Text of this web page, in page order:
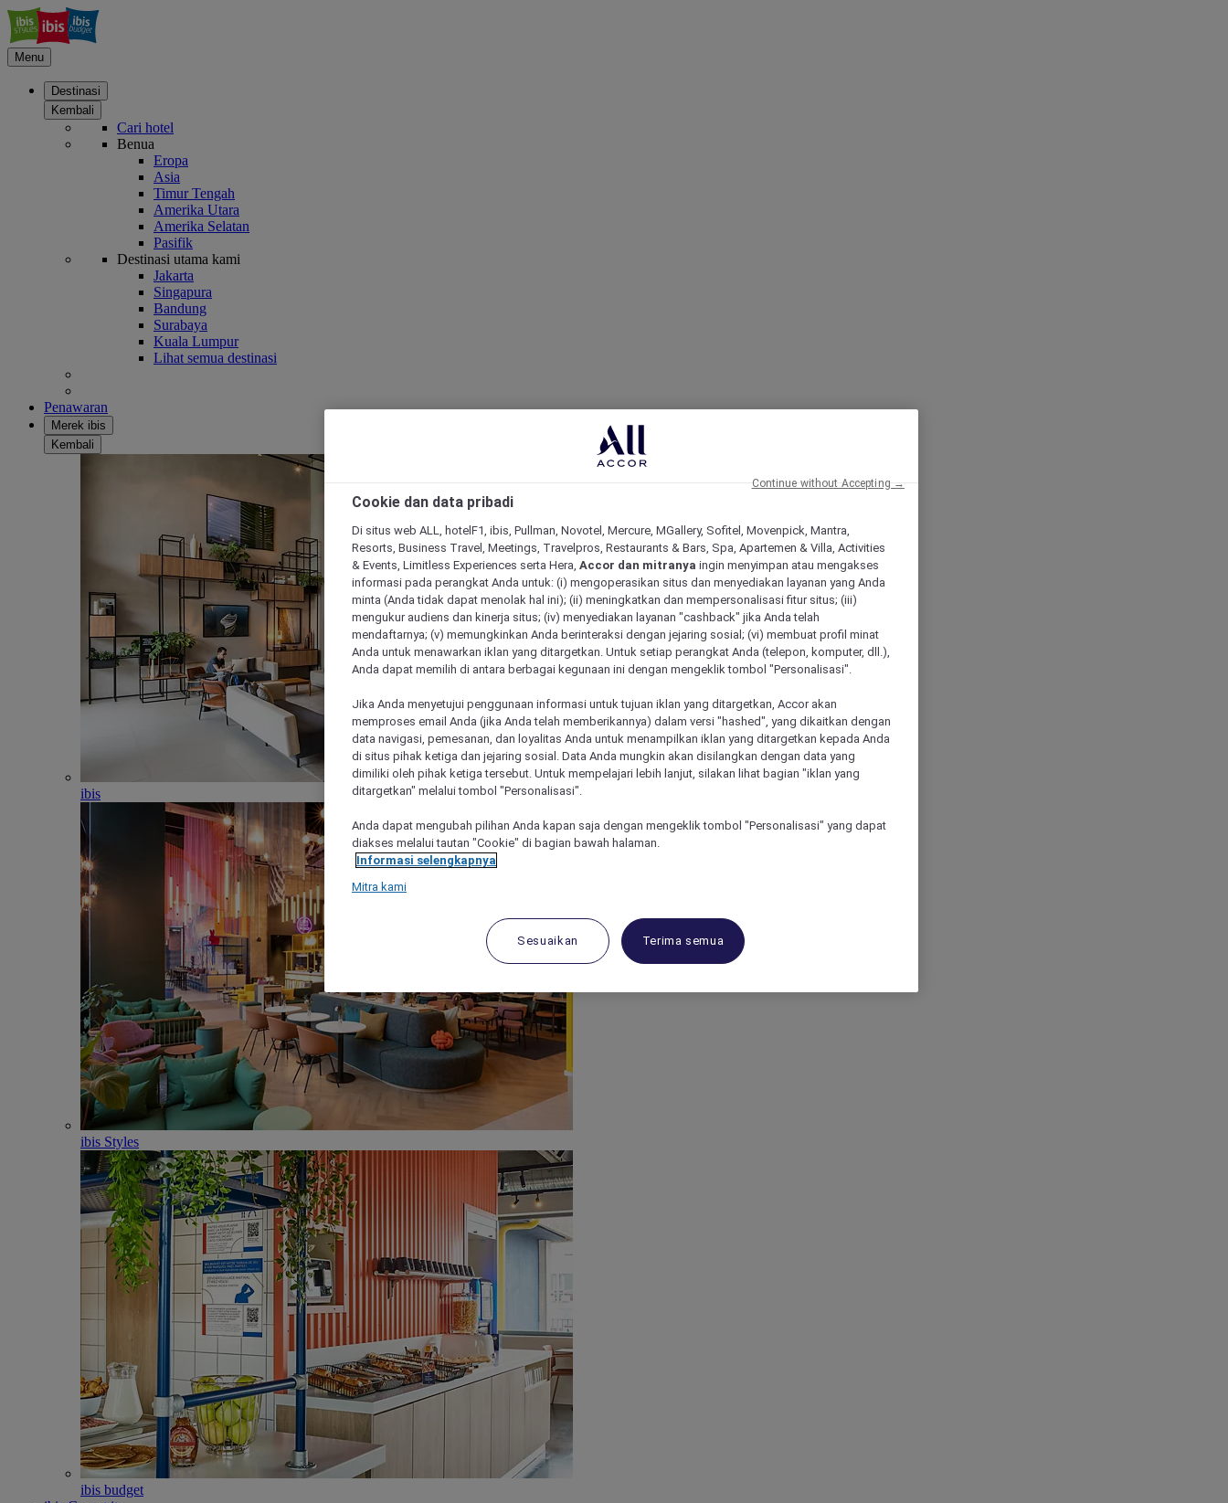
Menu
Destinasi
Kembali
Cari hotel
Benua
Eropa
Asia
Timur Tengah
Amerika Utara
Amerika Selatan
Pasifik
Destinasi utama kami
Jakarta
Singapura
Bandung
Surabaya
Kuala Lumpur
Lihat semua destinasi
Penawaran
Merek ibis
Kembali
ibis
ibis Styles
ibis budget
Cookie dan data pribadi
Di situs web ALL, hotelF1, ibis, Pullman, Novotel, Mercure, MGallery, Sofitel, Movenpick, Mantra,
Resorts, Business Travel, Meetings, Travelpros, Restaurants & Bars, Spa, Apartemen & Villa, Activities
& Events, Limitless Experiences serta Hera, Accor dan mitranya ingin menyimpan atau mengakses
informasi pada perangkat Anda untuk: (i) mengoperasikan situs dan menyediakan layanan yang Anda
minta (Anda tidak dapat menolak hal ini); (ii) meningkatkan dan mempersonalisasi fitur situs; (iii)
mengukur audiens dan kinerja situs; (iv) menyediakan layanan "cashback" jika Anda telah
mendaftarnya; (v) memungkinkan Anda berinteraksi dengan jejaring sosial; (vi) membuat profil minat
Anda untuk menawarkan iklan yang ditargetkan. Untuk setiap perangkat Anda (telepon, komputer, dll.),
Anda dapat memilih di antara berbagai kegunaan ini dengan mengeklik tombol "Personalisasi".
Jika Anda menyetujui penggunaan informasi untuk tujuan iklan yang ditargetkan, Accor akan
memproses email Anda (jika Anda telah memberikannya) dalam versi "hashed", yang dikaitkan dengan
data navigasi, pemesanan, dan loyalitas Anda untuk menampilkan iklan yang ditargetkan kepada Anda
di situs pihak ketiga dan jejaring sosial. Data Anda mungkin akan disilangkan dengan data yang
dimiliki oleh pihak ketiga tersebut. Untuk mempelajari lebih lanjut, silakan lihat bagian "iklan yang
ditargetkan" melalui tombol "Personalisasi".
Anda dapat mengubah pilihan Anda kapan saja dengan mengeklik tombol "Personalisasi" yang dapat
diakses melalui tautan "Cookie" di bagian bawah halaman.
Informasi selengkapnya
Mitra kami
Sesuaikan Terima semua
Continue without Accepting →